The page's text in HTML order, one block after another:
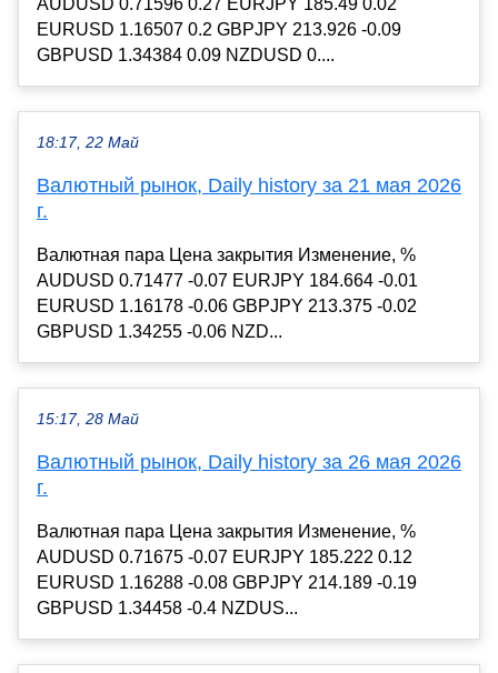
AUDUSD 0.71596 0.27 EURJPY 185.49 0.02
EURUSD 1.16507 0.2 GBPJPY 213.926 -0.09
GBPUSD 1.34384 0.09 NZDUSD 0....
18:17, 22 Май
Валютный рынок, Daily history за 21 мая 2026
г.
Валютная пара Цена закрытия Изменение, %
AUDUSD 0.71477 -0.07 EURJPY 184.664 -0.01
EURUSD 1.16178 -0.06 GBPJPY 213.375 -0.02
GBPUSD 1.34255 -0.06 NZD...
15:17, 28 Май
Валютный рынок, Daily history за 26 мая 2026
г.
Валютная пара Цена закрытия Изменение, %
AUDUSD 0.71675 -0.07 EURJPY 185.222 0.12
EURUSD 1.16288 -0.08 GBPJPY 214.189 -0.19
GBPUSD 1.34458 -0.4 NZDUS...